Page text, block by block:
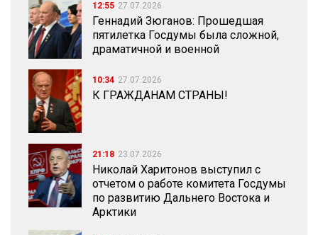
12:55 27.07.2026
Геннадий Зюганов: Прошедшая
пятилетка Госдумы была сложной,
драматичной и военной
10:34 27.07.2026
К ГРАЖДАНАМ СТРАНЫ!
21:18 23.07.2026
Николай Харитонов выступил с
отчетом о работе комитета Госдумы
по развитию Дальнего Востока и
Арктики